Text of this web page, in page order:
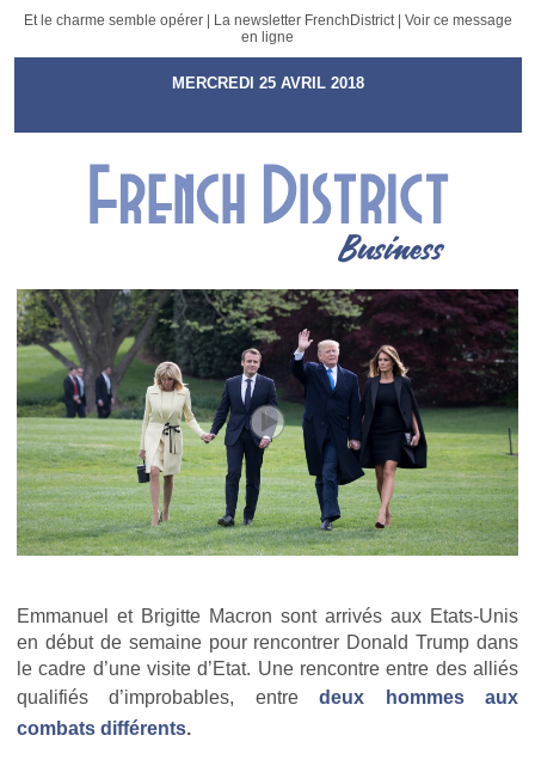
Et le charme semble opérer | La newsletter FrenchDistrict | Voir ce message
en ligne
MERCREDI 25 AVRIL 2018
Emmanuel et Brigitte Macron sont arrivés aux Etats-Unis
en début de semaine pour rencontrer Donald Trump dans
le cadre d’une visite d’Etat. Une rencontre entre des alliés
qualifiés d’improbables, entredeux hommes aux
combats différents.